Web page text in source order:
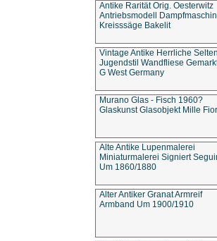
Antike Rarität Orig. Oesterwitz
Antriebsmodell
Kreisssäge Bakelit
Vintage Antike Herrliche
Jugendstil Wandfliese
G West Germany
Murano Glas - Fisch 1960?
Glaskunst Glasobjekt Mille
Alte Antike Lupenmalerei
Miniaturmalerei Signiert
Um 1860/1880
Alter Antiker Granat Armreif
Armband Um 1900/1910